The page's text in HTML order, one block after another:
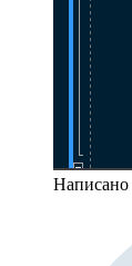
Написано